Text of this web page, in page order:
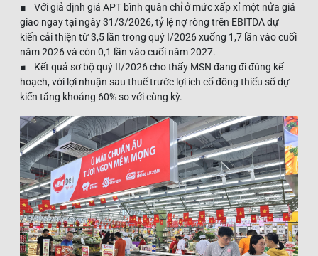
■ Với giả định giá APT bình quân chỉ ở mức xấp xỉ một nửa giá
giao ngay tại ngày 31/3/2026, tỷ lệ nợ ròng trên EBITDA dự
kiến cải thiện từ 3,5 lần trong quý I/2026 xuống 1,7 lần vào cuối
năm 2026 và còn 0,1 lần vào cuối năm 2027.
■ Kết quả sơ bộ quý II/2026 cho thấy MSN đang đi đúng kế
hoạch, với lợi nhuận sau thuế trước lợi ích cổ đông thiểu số dự
kiến tăng khoảng 60% so với cùng kỳ.